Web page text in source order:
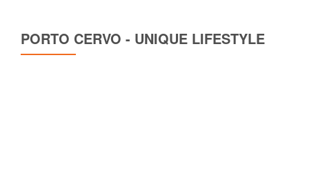
PORTO CERVO - UNIQUE LIFESTYLE